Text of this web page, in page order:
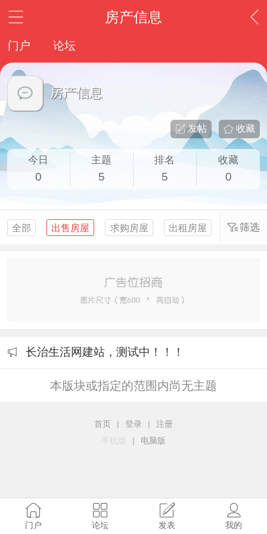
房产信息
门户 论坛
房产信息
收藏
发帖
今日
0
主题
5
排名
5
收藏
0
全部 出售房屋 求购房屋 出租房屋 求租房屋
筛选
长治生活网建站，测试中！！！
本版块或指定的范围内尚无主题
首页 | 登录 |
注册
手机版
| 电脑版
门户 论坛 发表 我的